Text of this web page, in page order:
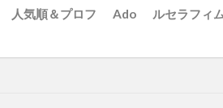
人気順＆プロフ Ado
ルセラフィ